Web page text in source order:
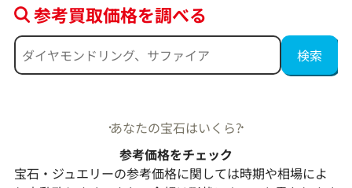
参考買取価格を調べる
あなたの宝石はいくら?
参考価格をチェック
宝石・ジュエリーの参考価格に関しては時期や相場によ